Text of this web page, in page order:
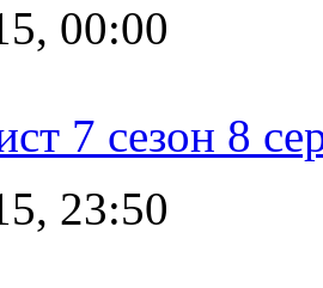
00:00
7 сезон 8
23:50